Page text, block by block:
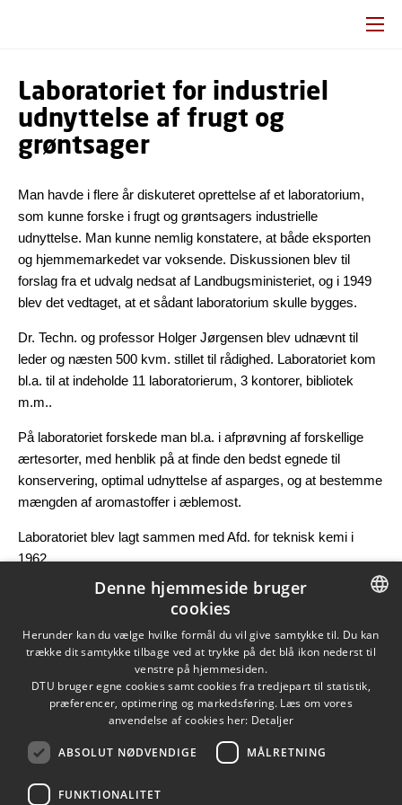
Laboratoriet for industriel
udnyttelse af frugt og
grøntsager
Man havde i flere år diskuteret oprettelse af et laboratorium,
som kunne forske i frugt og grøntsagers industrielle
udnyttelse. Man kunne nemlig konstatere, at både eksporten
og hjemmemarkedet var voksende. Diskussionen blev til
forslag fra et udvalg nedsat af Landbugsministeriet, og i 1949
blev det vedtaget, at et sådant laboratorium skulle bygges.
Dr. Techn. og professor Holger Jørgensen blev udnævnt til
leder og næsten 500 kvm. stillet til rådighed. Laboratoriet kom
bl.a. til at indeholde 11 laboratorierum, 3 kontorer, bibliotek
m.m..
På laboratoriet forskede man bl.a. i afprøvning af forskellige
ærtesorter, med henblik på at finde den bedst egnede til
konservering, optimal udnyttelse af asparges, og at bestemme
mængden af aromastoffer i æblemost.
Laboratoriet blev lagt sammen med Afd. for teknisk kemi i
1962.
Opdateret af Annette Buhl Sørensen den 22. juni 2023
DANISH
ENGLISH
Denne hjemmeside bruger
cookies
Herunder kan du vælge hvilke formål du vil give samtykke til. Du kan
trække dit samtykke tilbage ved at trykke på det blå ikon nederst til
venstre på hjemmesiden.
DTU bruger egne cookies samt cookies fra tredjepart til statistik,
præferencer, optimering og markedsføring. Læs om vores
anvendelse af cookies her: Detaljer
ABSOLUT NØDVENDIGE MÅLRETNING
FUNKTIONALITET